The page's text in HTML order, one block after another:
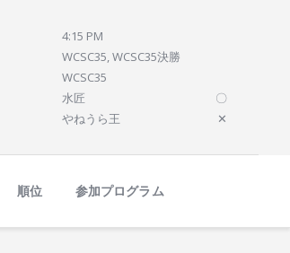
4:15 PM
WCSC35, WCSC35決勝
WCSC35
水匠
〇
やねうら王
✕
順位 参加プログラム